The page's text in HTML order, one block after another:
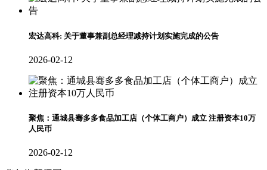
宏达高科: 关于董事兼副总经理减持计划实施完成的公告
2026-02-12
聚焦：通城县骞多多食品加工店（个体工商户）成立 注册资本10万
人民币
2026-02-12